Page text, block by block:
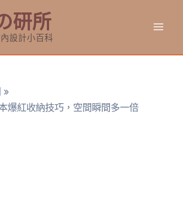
研所
設計小百科
爆紅收納技巧，空間瞬間多一倍